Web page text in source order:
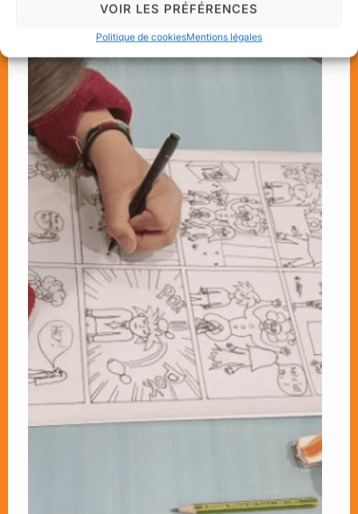
VOIR LES PRÉFÉRENCES
Politique de cookiesMentions légales